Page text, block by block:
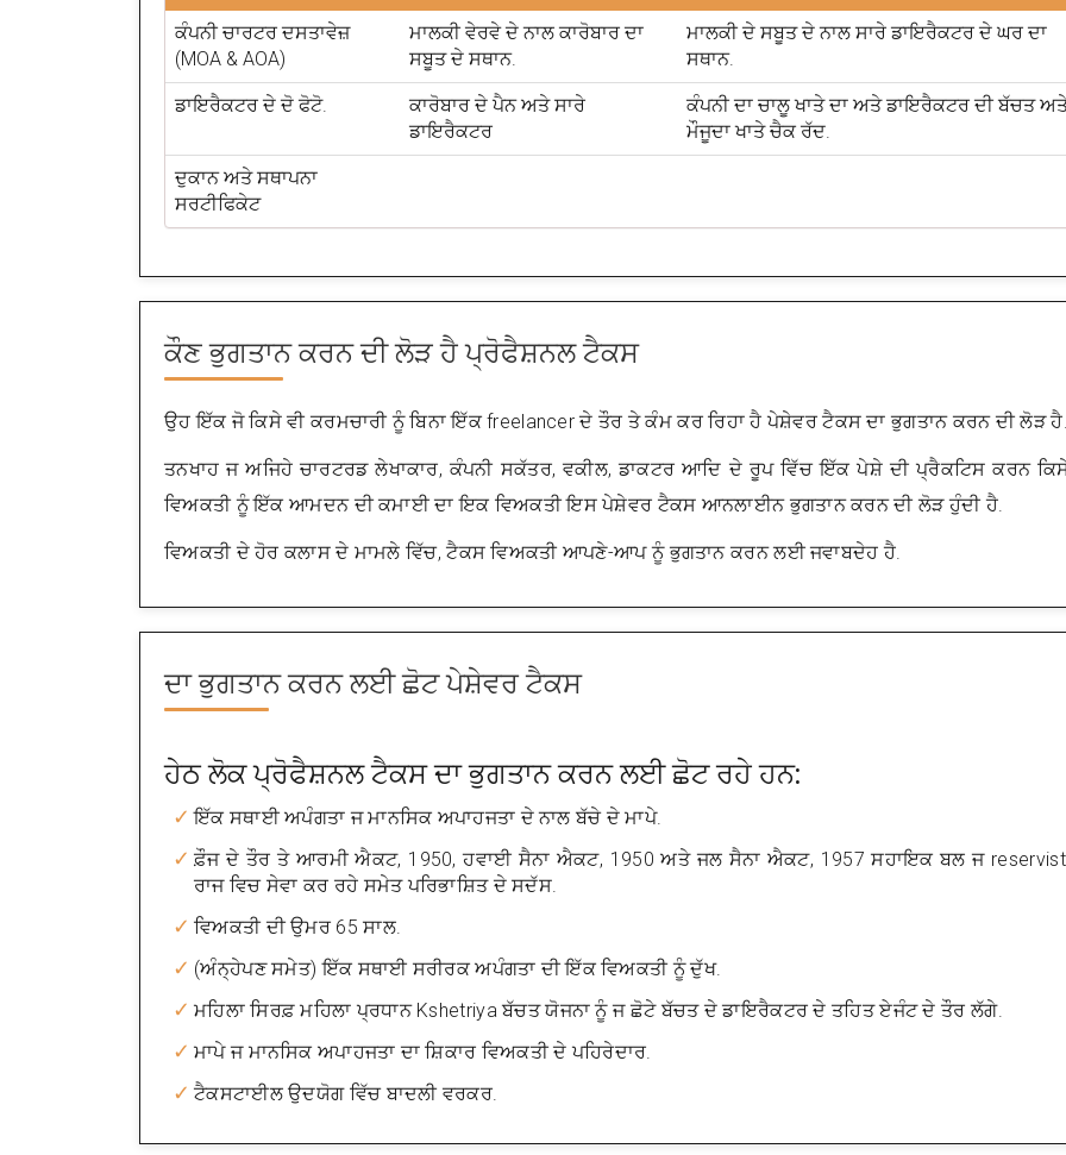
ਕੰਪਨੀ ਚਾਰਟਰ ਦਸਤਾਵੇਜ਼
(MOA & AOA)
ਮਾਲਕੀ ਵੇਰਵੇ ਦੇ ਨਾਲ ਕਾਰੋਬਾਰ ਦਾ
ਸਬੂਤ ਦੇ ਸਥਾਨ.
ਮਾਲਕੀ ਦੇ ਸਬੂਤ ਦੇ ਨਾਲ ਸਾਰੇ ਡਾਇਰੈਕਟਰ ਦੇ ਘਰ ਦਾ
ਸਥਾਨ.
ਡਾਇਰੈਕਟਰ ਦੇ ਦੋ ਫੋਟੋ.
ਕਾਰੋਬਾਰ ਦੇ ਪੈਨ ਅਤੇ ਸਾਰੇ
ਡਾਇਰੈਕਟਰ
ਕੰਪਨੀ ਦਾ ਚਾਲੂ ਖਾਤੇ ਦਾ ਅਤੇ ਡਾਇਰੈਕਟਰ ਦੀ ਬੱਚਤ
ਮੌਜੂਦਾ ਖਾਤੇ ਚੈਕ ਰੱਦ.
ਦੁਕਾਨ ਅਤੇ ਸਥਾਪਨਾ
ਸਰਟੀਫਿਕੇਟ
ਕੌਣ ਭੁਗਤਾਨ ਕਰਨ ਦੀ ਲੋੜ ਹੈਪ੍ਰੋਫੈਸ਼ਨਲ ਟੈਕਸ
ਉਹ ਇੱਕ ਜੋ ਕਿਸੇ ਵੀ ਕਰਮਚਾਰੀ ਨੂੰ ਬਿਨਾ ਇੱਕ freelancer ਦੇ ਤੌਰ ਤੇ ਕੰਮ ਕਰ ਰਿਹਾ ਹੈ ਪੇਸ਼ੇਵਰ ਟੈਕਸ ਦਾ ਭੁਗਤਾਨ ਕਰਨ ਦੀ ਲੋੜ
ਤਨਖਾਹ ਜ ਅਜਿਹੇ ਚਾਰਟਰਡ ਲੇਖਾਕਾਰ, ਕੰਪਨੀ ਸਕੱਤਰ, ਵਕੀਲ, ਡਾਕਟਰ ਆਦਿ ਦੇ ਰੂਪ ਵਿੱਚ ਇੱਕ ਪੇਸ਼ੇ ਦੀ ਪ੍ਰੈਕਟਿਸ ਕਰਨ
ਵਿਅਕਤੀ ਨੂੰ ਇੱਕ ਆਮਦਨ ਦੀ ਕਮਾਈ ਦਾ ਇਕ ਵਿਅਕਤੀ ਇਸ ਪੇਸ਼ੇਵਰ ਟੈਕਸ ਆਨਲਾਈਨ ਭੁਗਤਾਨ ਕਰਨ ਦੀ ਲੋੜ ਹੁੰਦੀ ਹੈ.
ਵਿਅਕਤੀ ਦੇ ਹੋਰ ਕਲਾਸ ਦੇ ਮਾਮਲੇ ਵਿੱਚ, ਟੈਕਸ ਵਿਅਕਤੀ ਆਪਣੇ-ਆਪ ਨੂੰ ਭੁਗਤਾਨ ਕਰਨ ਲਈ ਜਵਾਬਦੇਹ ਹੈ.
ਦਾ ਭੁਗਤਾਨ ਕਰਨ ਲਈ ਛੋਟਪੇਸ਼ੇਵਰ ਟੈਕਸ
ਹੇਠ ਲੋਕ ਪ੍ਰੋਫੈਸ਼ਨਲ ਟੈਕਸ ਦਾ ਭੁਗਤਾਨ ਕਰਨ ਲਈ ਛੋਟ ਰਹੇ ਹਨ:
ਇੱਕ ਸਥਾਈ ਅਪੰਗਤਾ ਜ ਮਾਨਸਿਕ ਅਪਾਹਜਤਾ ਦੇ ਨਾਲ ਬੱਚੇ ਦੇ ਮਾਪੇ.
ਫ਼ੌਜ ਦੇ ਤੌਰ ਤੇ ਆਰਮੀ ਐਕਟ, 1950, ਹਵਾਈ ਸੈਨਾ ਐਕਟ, 1950 ਅਤੇ ਜਲ ਸੈਨਾ ਐਕਟ, 1957 ਸਹਾਇਕ ਬਲ ਜ
ਰਾਜ ਵਿਚ ਸੇਵਾ ਕਰ ਰਹੇ ਸਮੇਤ ਪਰਿਭਾਸ਼ਿਤ ਦੇ ਸਦੱਸ.
ਵਿਅਕਤੀ ਦੀ ਉਮਰ 65 ਸਾਲ.
(ਅੰਨ੍ਹੇਪਣ ਸਮੇਤ) ਇੱਕ ਸਥਾਈ ਸਰੀਰਕ ਅਪੰਗਤਾ ਦੀ ਇੱਕ ਵਿਅਕਤੀ ਨੂੰ ਦੁੱਖ.
ਮਹਿਲਾ ਸਿਰਫ਼ ਮਹਿਲਾ ਪ੍ਰਧਾਨ Kshetriya ਬੱਚਤ ਯੋਜਨਾ ਨੂੰ ਜ ਛੋਟੇ ਬੱਚਤ ਦੇ ਡਾਇਰੈਕਟਰ ਦੇ ਤਹਿਤ ਏਜੰਟ ਦੇ ਤੌਰ ਲੱਗੇ.
ਮਾਪੇ ਜ ਮਾਨਸਿਕ ਅਪਾਹਜਤਾ ਦਾ ਸ਼ਿਕਾਰ ਵਿਅਕਤੀ ਦੇ ਪਹਿਰੇਦਾਰ.
ਟੈਕਸਟਾਈਲ ਉਦਯੋਗ ਵਿੱਚ ਬਾਦਲੀ ਵਰਕਰ.